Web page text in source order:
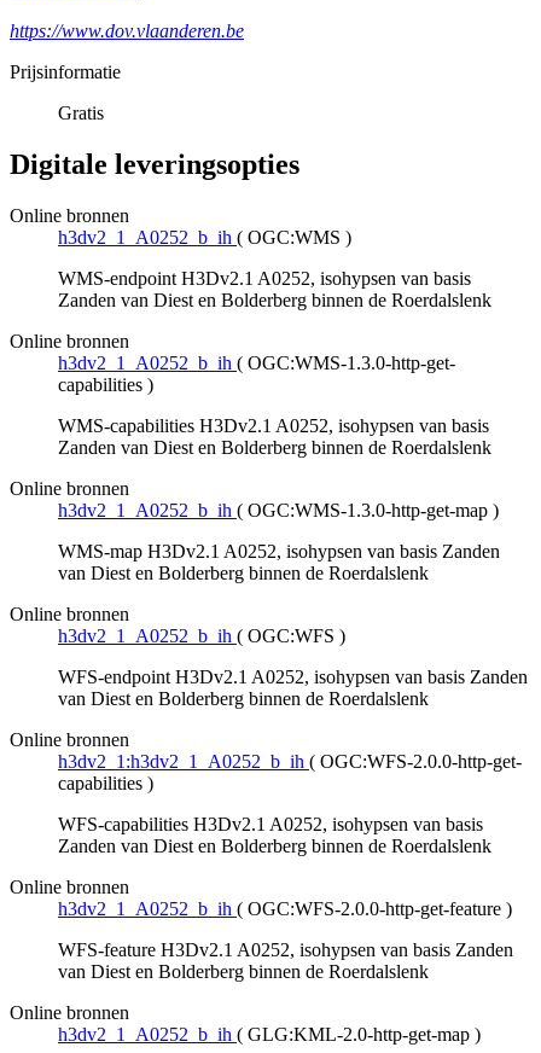
https://www.dov.vlaanderen.be
Prijsinformatie
Gratis
Digitale leveringsopties
Online bronnen
h3dv2_1_A0252_b_ih ( OGC:WMS )
WMS-endpoint H3Dv2.1 A0252, isohypsen van basis
Zanden van Diest en Bolderberg binnen de Roerdalslenk
Online bronnen
h3dv2_1_A0252_b_ih ( OGC:WMS-1.3.0-http-get-
capabilities )
WMS-capabilities H3Dv2.1 A0252, isohypsen van basis
Zanden van Diest en Bolderberg binnen de Roerdalslenk
Online bronnen
h3dv2_1_A0252_b_ih ( OGC:WMS-1.3.0-http-get-map )
WMS-map H3Dv2.1 A0252, isohypsen van basis Zanden
van Diest en Bolderberg binnen de Roerdalslenk
Online bronnen
h3dv2_1_A0252_b_ih ( OGC:WFS )
WFS-endpoint H3Dv2.1 A0252, isohypsen van basis Zanden
van Diest en Bolderberg binnen de Roerdalslenk
Online bronnen
h3dv2_1:h3dv2_1_A0252_b_ih ( OGC:WFS-2.0.0-http-get-
capabilities )
WFS-capabilities H3Dv2.1 A0252, isohypsen van basis
Zanden van Diest en Bolderberg binnen de Roerdalslenk
Online bronnen
h3dv2_1_A0252_b_ih ( OGC:WFS-2.0.0-http-get-feature )
WFS-feature H3Dv2.1 A0252, isohypsen van basis Zanden
van Diest en Bolderberg binnen de Roerdalslenk
Online bronnen
h3dv2_1_A0252_b_ih ( GLG:KML-2.0-http-get-map )